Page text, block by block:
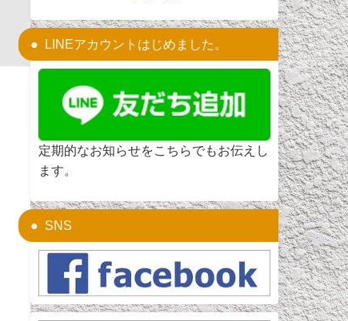
LINEアカウントはじめました。
定期的なお知らせをこちらでもお伝えし
ます。
SNS